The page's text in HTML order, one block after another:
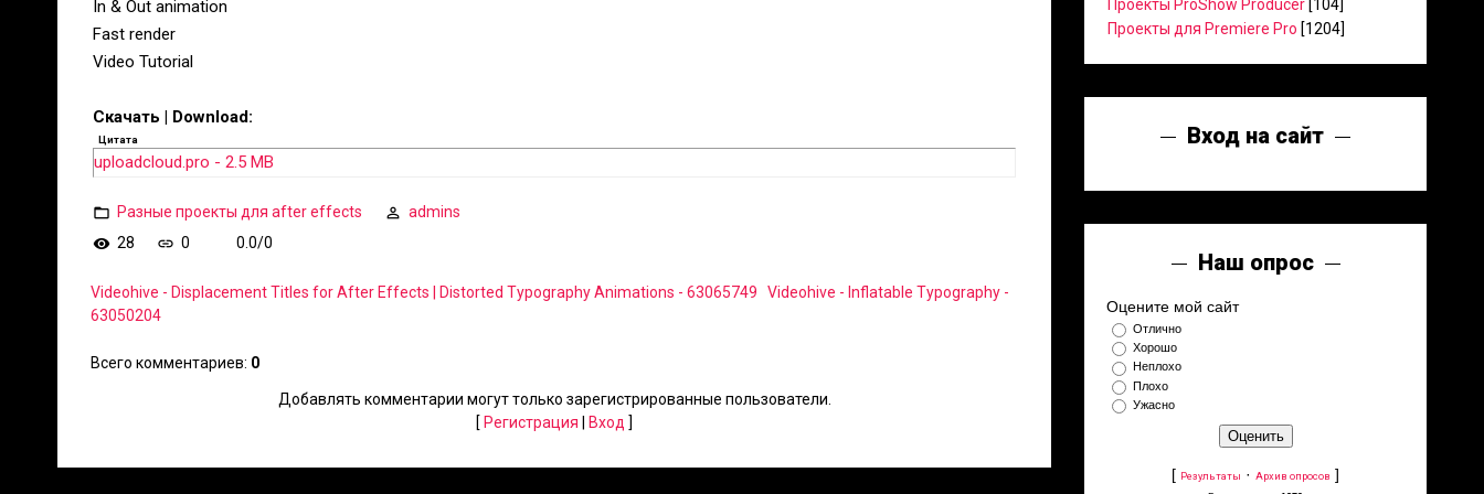
In & Out animation
Fast render
Video Tutorial
Скачать | Download:
Цитата
uploadcloud.pro - 2.5 MB
Разные проекты для after effects
admins
28
0 0.0/0
Videohive - Displacement Titles for After Effects | Distorted Typography Animations - 63065749
Videohive - Inflatable Typography -
63050204
Всего комментариев: 0
Добавлять комментарии могут только зарегистрированные пользователи.
[ Регистрация Вход ]
Проекты ProShow Producer [104]
Проекты для Premiere Pro [1204]
Вход на сайт
Наш опрос
Оцените мой сайт
Отлично
Хорошо
Неплохо
Плохо
Ужасно
[ Результаты · Архив опросов ]